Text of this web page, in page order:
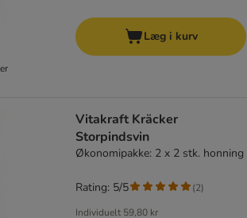
Læg i kurv
Vitakraft Kräcker
Storpindsvin
Økonomipakke: 2 x 2 stk. honning
Individuelt 59,80 kr
Rating: 5/5 (2)